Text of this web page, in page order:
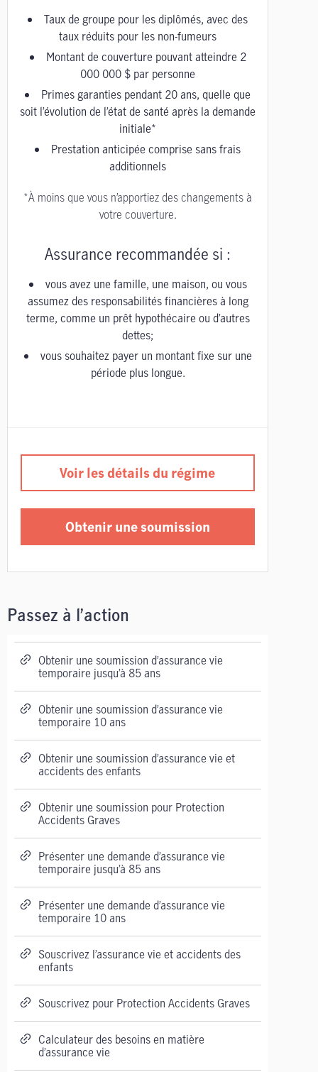
Taux de groupe pour les diplômés, avec des
taux réduits pour les non-fumeurs
Montant de couverture pouvant atteindre 2
000 000 $ par personne
Primes garanties pendant 20 ans, quelle que
soit l’évolution de l’état de santé après la demande
initiale*
Prestation anticipée comprise sans frais
additionnels
*À moins que vous n’apportiez des changements à
votre couverture.
Assurance recommandée si :
vous avez une famille, une maison, ou vous
assumez des responsabilités financières à long
terme, comme un prêt hypothécaire ou d’autres
dettes;
vous souhaitez payer un montant fixe sur une
période plus longue.
Voir les détails du régime
Obtenir une soumission
Passez à l’action
Obtenir une soumission d’assurance vie
temporaire jusqu’à 85 ans
Obtenir une soumission d’assurance vie
temporaire 10 ans
Obtenir une soumission d’assurance vie et
accidents des enfants
Obtenir une soumission pour Protection
Accidents Graves
Présenter une demande d’assurance vie
temporaire jusqu’à 85 ans
Présenter une demande d’assurance vie
temporaire 10 ans
Souscrivez l’assurance vie et accidents des
enfants
Souscrivez pour Protection Accidents Graves
Calculateur des besoins en matière
d’assurance vie